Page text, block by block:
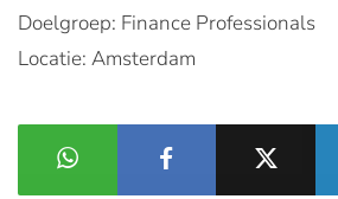
Doelgroep: Finance Professionals
Locatie: Amsterdam